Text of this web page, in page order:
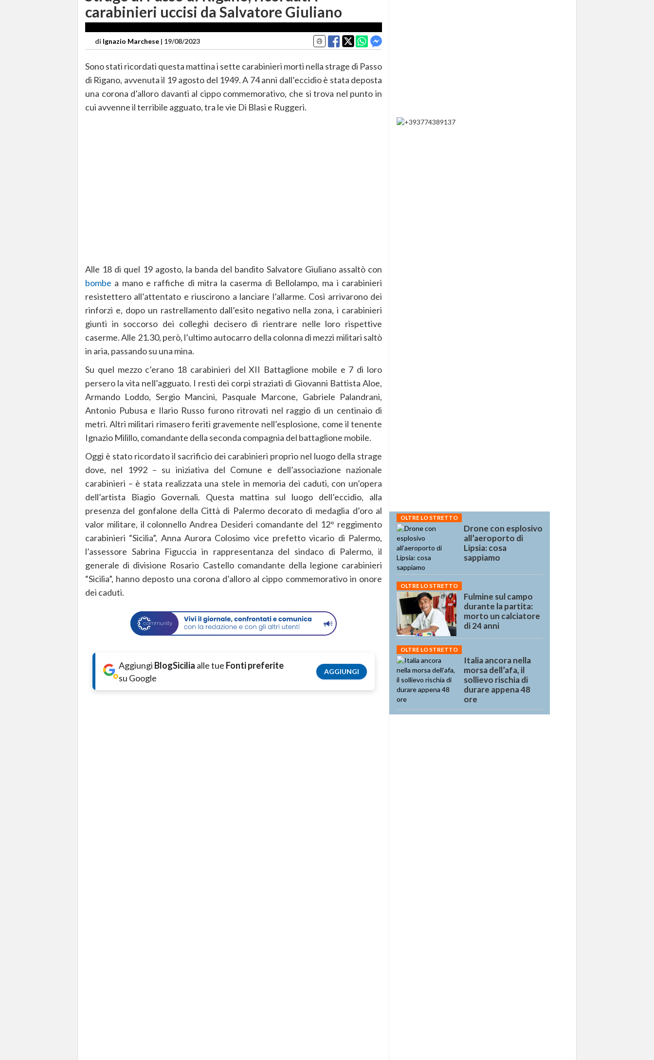
carabinieri uccisi da Salvatore Giuliano
di Ignazio Marchese | 19/08/2023
Sono stati ricordati questa mattina i sette carabinieri morti nella strage di Passo
di Rigano, avvenuta il 19 agosto del 1949. A 74 anni dall’eccidio è stata deposta
una corona d’alloro davanti al cippo commemorativo, che si trova nel punto in
cui avvenne il terribile agguato, tra le vie Di Blasi e Ruggeri.
Alle 18 di quel 19 agosto, la banda del bandito Salvatore Giuliano assaltò con
bombe a mano e raffiche di mitra la caserma di Bellolampo, ma i carabinieri
resistettero all’attentato e riuscirono a lanciare l’allarme. Così arrivarono dei
rinforzi e, dopo un rastrellamento dall’esito negativo nella zona, i carabinieri
giunti in soccorso dei colleghi decisero di rientrare nelle loro rispettive
caserme. Alle 21.30, però, l’ultimo autocarro della colonna di mezzi militari saltò
in aria, passando su una mina.
Su quel mezzo c’erano 18 carabinieri del XII Battaglione mobile e 7 di loro
persero la vita nell’agguato. I resti dei corpi straziati di Giovanni Battista Aloe,
Armando Loddo, Sergio Mancini, Pasquale Marcone, Gabriele Palandrani,
Antonio Pubusa e Ilario Russo furono ritrovati nel raggio di un centinaio di
metri. Altri militari rimasero feriti gravemente nell’esplosione, come il tenente
Ignazio Milillo, comandante della seconda compagnia del battaglione mobile.
Oggi è stato ricordato il sacrificio dei carabinieri proprio nel luogo della strage
dove, nel 1992 – su iniziativa del Comune e dell’associazione nazionale
carabinieri – è stata realizzata una stele in memoria dei caduti, con un’opera
dell’artista Biagio Governali. Questa mattina sul luogo dell’eccidio, alla
presenza del gonfalone della Città di Palermo decorato di medaglia d’oro al
valor militare, il colonnello Andrea Desideri comandante del 12° reggimento
carabinieri “Sicilia”, Anna Aurora Colosimo vice prefetto vicario di Palermo,
l’assessore Sabrina Figuccia in rappresentanza del sindaco di Palermo, il
generale di divisione Rosario Castello comandante della legione carabinieri
“Sicilia”, hanno deposto una corona d’alloro al cippo commemorativo in onore
dei caduti.
Aggiungi BlogSicilia alle tue Fonti preferite
su Google
AGGIUNGI
OLTRE LO STRETTO
Drone con esplosivo
all’aeroporto di
Lipsia: cosa
sappiamo
OLTRE LO STRETTO
Fulmine sul campo
durante la partita:
morto un calciatore
di 24 anni
OLTRE LO STRETTO
Italia ancora nella
morsa dell’afa, il
sollievo rischia di
durare appena 48
ore